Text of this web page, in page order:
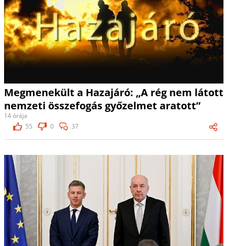
Megmenekült a Hazajáró: „A rég nem látott
nemzeti összefogás győzelmet aratott”
14 órája
55
0 37